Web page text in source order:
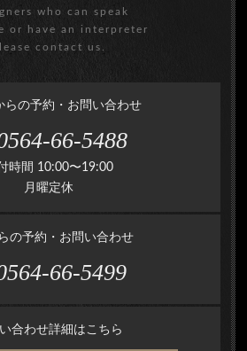
who can speak
or have an interpreter
contact us.
らの予約・お問い合わせ
66-5488
時間 10:00〜19:00
月曜定休
の予約・お問い合わせ
66-5499
合わせ詳細はこちら